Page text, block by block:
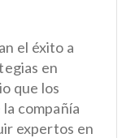
el éxito a
en
que los
compañía
expertos en